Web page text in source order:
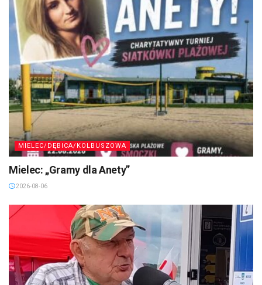
MIELEC/DĘBICA/KOLBUSZOWA
Mielec: „Gramy dla Anety”
2026-08-06